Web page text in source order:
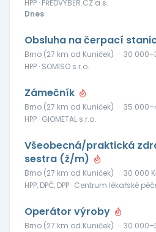
HPP · PŘEDVÝBĚR.CZ a.s.
Dnes
Obsluha na čerpací
Brno (27 km od Kuniček) · 30
HPP · SOMISO s.r.o.
Zámečník
Brno (27 km od Kuniček) · 35
HPP · GIOMETAL s.r.o.
Všeobecná/praktická
sestra (ž/m)
Brno (27 km od Kuniček) · 30 000
HPP, DPČ, DPP · Centrum lékařské
Operátor výroby
Brno (27 km od Kuniček) · 30